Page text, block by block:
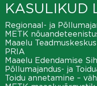
KASULIKUD
Regionaal- ja
METK
Maaelu Teadmuskeskus
PRIA
Maaelu Edendamise
Põllumajandus- ja
Toidu annetamine –